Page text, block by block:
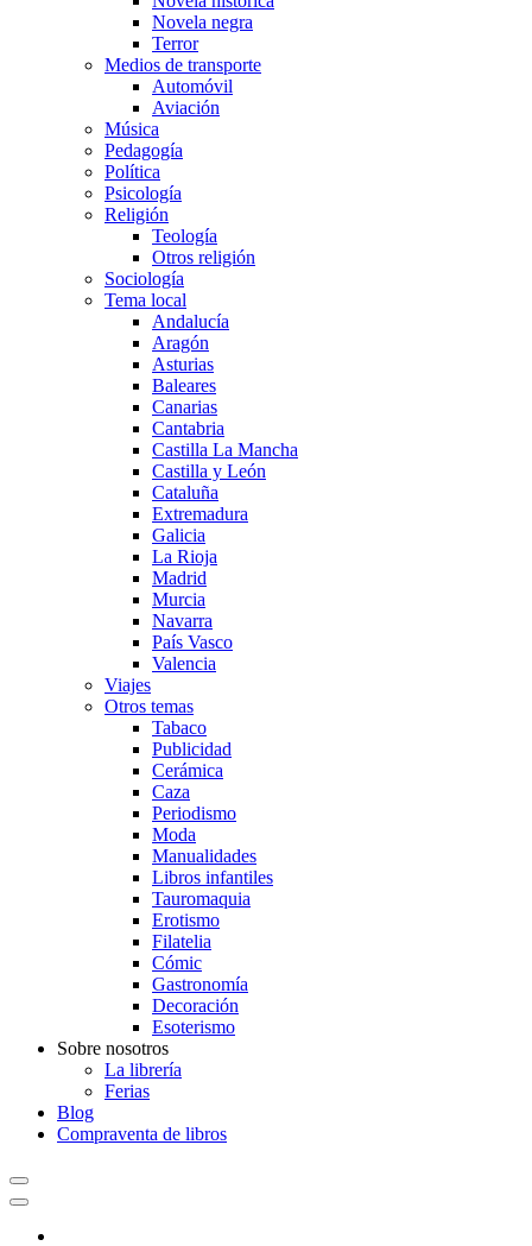
Novela negra
Terror
Medios de transporte
Automóvil
Aviación
Música
Pedagogía
Política
Psicología
Religión
Teología
Otros religión
Sociología
Tema local
Andalucía
Aragón
Asturias
Baleares
Canarias
Cantabria
Castilla La Mancha
Castilla y León
Cataluña
Extremadura
Galicia
La Rioja
Madrid
Murcia
Navarra
País Vasco
Valencia
Viajes
Otros temas
Tabaco
Publicidad
Cerámica
Caza
Periodismo
Moda
Manualidades
Libros infantiles
Tauromaquia
Erotismo
Filatelia
Cómic
Gastronomía
Decoración
Esoterismo
Sobre nosotros
La librería
Ferias
Blog
Compraventa de libros